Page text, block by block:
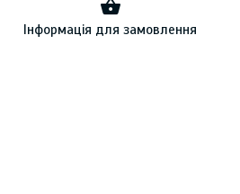
Інформація для замовлення